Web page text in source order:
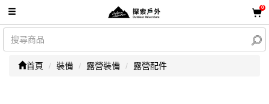
0
首頁 裝備 露營裝備 露營配件